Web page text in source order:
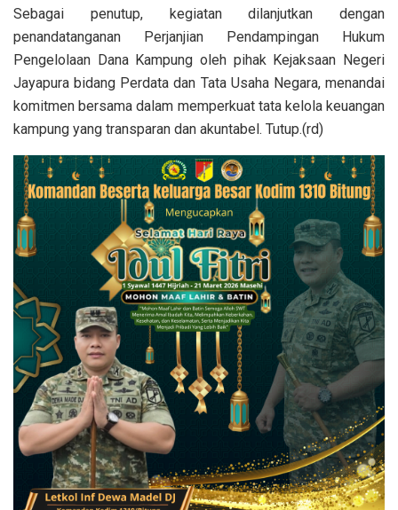
Sebagai penutup, kegiatan dilanjutkan dengan
penandatanganan Perjanjian Pendampingan Hukum
Pengelolaan Dana Kampung oleh pihak Kejaksaan Negeri
Jayapura bidang Perdata dan Tata Usaha Negara, menandai
komitmen bersama dalam memperkuat tata kelola keuangan
kampung yang transparan dan akuntabel. Tutup.(rd)